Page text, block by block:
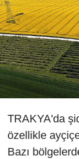
TRAKYA'da
özellikle
Bazı